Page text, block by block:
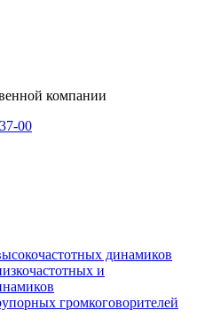
компании
00
динамиков
и
громкоговорителей